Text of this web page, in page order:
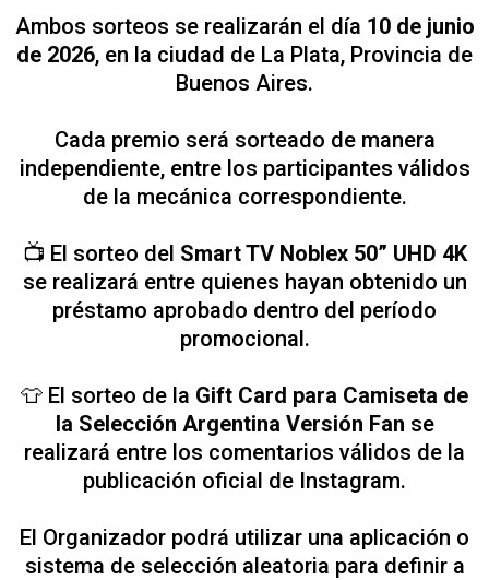
Ambos sorteos se realizarán el día 10 de junio
de 2026, en la ciudad de La Plata, Provincia de
Buenos Aires.
Cada premio será sorteado de manera
independiente, entre los participantes válidos
de la mecánica correspondiente.
📺 El sorteo del Smart TV Noblex 50” UHD 4K
se realizará entre quienes hayan obtenido un
préstamo aprobado dentro del período
promocional.
👕 El sorteo de la Gift Card para Camiseta de
la Selección Argentina Versión Fan se
realizará entre los comentarios válidos de la
publicación oficial de Instagram.
El Organizador podrá utilizar una aplicación o
sistema de selección aleatoria para definir a